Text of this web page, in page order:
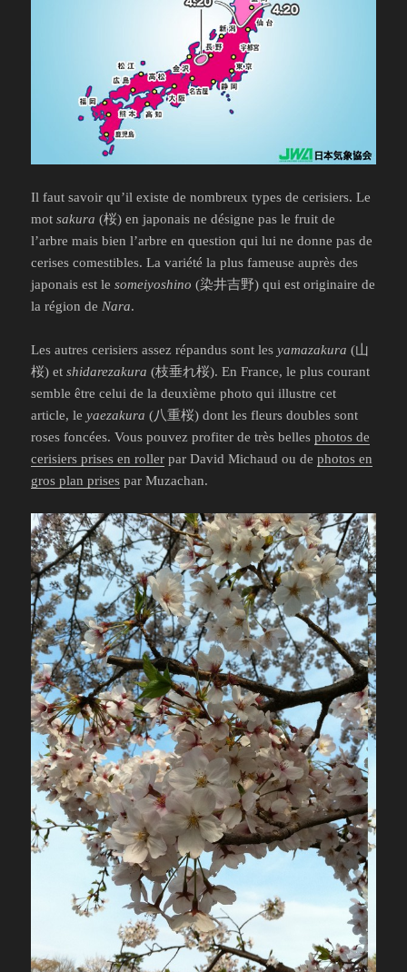
Il faut savoir qu’il existe de nombreux types de cerisiers. Le
motsakura (桜) en japonais ne désigne pas le fruit de
l’arbre mais bien l’arbre en question qui lui ne donne pas de
cerises comestibles. La variété la plus fameuse auprès des
japonais est lesomeiyoshino (染井吉野) qui est originaire de
la région de Nara.
Les autres cerisiers assez répandus sont lesyamazakura (山
桜) etshidarezakura (枝垂れ桜). En France, le plus courant
semble être celui de la deuxième photo qui illustre cet
article, leyaezakura (八重桜) dont les fleurs doubles sont
roses foncées. Vous pouvez profiter de très bellesphotos de
cerisiers prises en roller par David Michaud ou dephotos en
gros plan prises par Muzachan.